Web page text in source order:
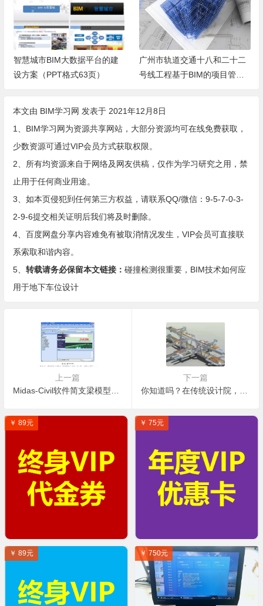
智慧城市BIM大数据平台的建
设方案（PPT格式63页）
广州市轨道交通十八和二十二
号线工程基于BIM的项目管理
本文由 BIM学习网 发表于 2021年12月8日
1、BIM学习网为资源共享网站，大部分资源均可在线免费获取，
少数资源可通过VIP会员方式获取权限。
2、所有均资源来自于网络及网友供稿，仅作为学习研究之用，禁
止用于任何商业用途。
3、如本页侵犯到任何第三方权益，请联系QQ/微信：9-5-7-0-3-
2-9-6提交相关证明后我们将及时删除。
4、百度网盘分享内容难免有被取消情况发生，VIP会员可直接联
系索取和谐内容。
5、 转载请务必保留本文链接： 碰撞检测很重要，BIM技术如何应
用于地下车位设计
上一篇
下一篇
￥ 89元 ￥ 75元
￥ 89元 ￥ 750元